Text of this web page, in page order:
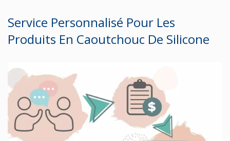
Service Personnalisé Pour Les
Produits En Caoutchouc De Silicone